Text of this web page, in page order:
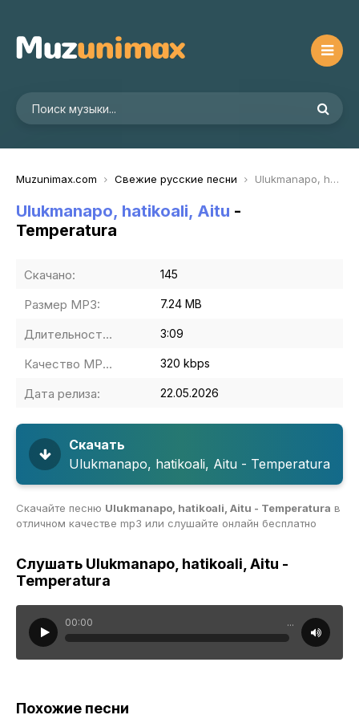
Muzunimax.com Свежие русские песни Ulukmanapo, hatikoali, Aitu - Temperatura
Ulukmanapo, hatikoali, Aitu -
Temperatura
Скачано: 145
Размер MP3: 7.24 MB
Длительность MP3: 3:09
Качество MP3: 320 kbps
Дата релиза: 22.05.2026
Скачать
Ulukmanapo, hatikoali, Aitu - Temperatura
Скачайте песню Ulukmanapo, hatikoali, Aitu - Temperatura в
отличном качестве mp3 или слушайте онлайн бесплатно
Слушать Ulukmanapo, hatikoali, Aitu -
Temperatura
00:00 ...
Похожие песни